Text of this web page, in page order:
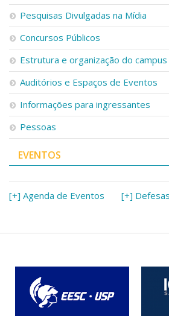
Projetos, Programas e Cursos
Artes, Cultura e Esportes
Museus e Espaços Interativos
Serviços
Bibliotecas
Apoio ao Estudante
Segurança, Trânsito e Prevenção
RH, Administrativo e Financeiro
Outros serviços
Comunicação
Assessorias e Mídias
Aplicativos e Sites
Jornal da USP
Agenda de Eventos
Pesquisas Divulgadas na Mídia
Concursos Públicos
Estrutura e organização do campus
Auditórios e Espaços de Eventos
Informações para ingressantes
Pessoas
EVENTOS
[+] Agenda de Eventos [+]